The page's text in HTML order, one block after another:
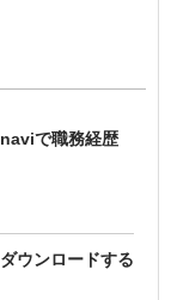
で職務経歴
ウンロードする